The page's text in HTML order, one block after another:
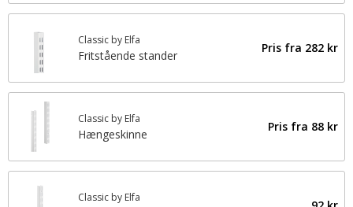
Classic by Elfa
Fritstående stander
Pris fra 282 kr
Classic by Elfa
Hængeskinne
Pris fra 88 kr
Classic by Elfa